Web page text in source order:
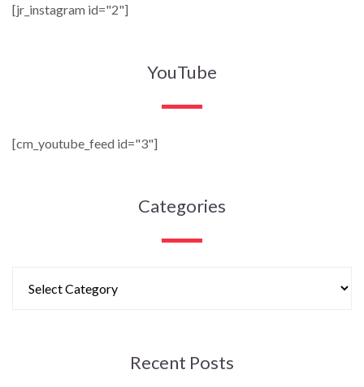
[jr_instagram id="2"]
YouTube
[cm_youtube_feed id="3"]
Categories
Recent Posts